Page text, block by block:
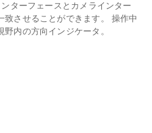
ターフェースとカメラインター
致させることができます。 操作中
内の方向インジケータ。